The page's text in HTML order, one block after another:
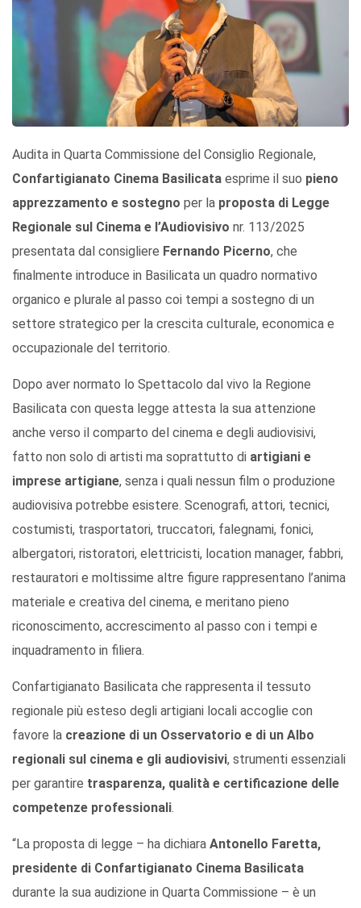
Audita in Quarta Commissione del Consiglio Regionale,
Confartigianato Cinema Basilicata esprime il suo pieno
apprezzamento e sostegno per la proposta di Legge
Regionale sul Cinema e l’Audiovisivo nr. 113/2025
presentata dal consigliere Fernando Picerno, che
finalmente introduce in Basilicata un quadro normativo
organico e plurale al passo coi tempi a sostegno di un
settore strategico per la crescita culturale, economica e
occupazionale del territorio.
Dopo aver normato lo Spettacolo dal vivo la Regione
Basilicata con questa legge attesta la sua attenzione
anche verso il comparto del cinema e degli audiovisivi,
fatto non solo di artisti ma soprattutto di artigiani e
imprese artigiane, senza i quali nessun film o produzione
audiovisiva potrebbe esistere. Scenografi, attori, tecnici,
costumisti, trasportatori, truccatori, falegnami, fonici,
albergatori, ristoratori, elettricisti, location manager, fabbri,
restauratori e moltissime altre figure rappresentano l’anima
materiale e creativa del cinema, e meritano pieno
riconoscimento, accrescimento al passo con i tempi e
inquadramento in filiera.
Confartigianato Basilicata che rappresenta il tessuto
regionale più esteso degli artigiani locali accoglie con
favore la creazione di un Osservatorio e di un Albo
regionali sul cinema e gli audiovisivi, strumenti essenziali
per garantire trasparenza, qualità e certificazione delle
competenze professionali.
“La proposta di legge – ha dichiara Antonello Faretta,
presidente di Confartigianato Cinema Basilicata
durante la sua audizione in Quarta Commissione – è un